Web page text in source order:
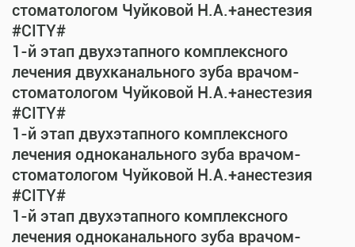
стоматологом Чуйковой Н.А.+анестезия
#CITY#
1-й этап двухэтапного комплексного
лечения двухканального зуба врачом-
стоматологом Чуйковой Н.А.+анестезия
#CITY#
1-й этап двухэтапного комплексного
лечения одноканального зуба врачом-
стоматологом Чуйковой Н.А.+анестезия
#CITY#
1-й этап двухэтапного комплексного
лечения одноканального зуба врачом-